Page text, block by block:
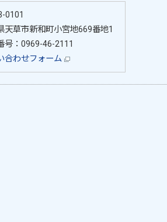
0101
天草市新和町小宮地669番地1
号：0969-46-2111
合わせフォーム